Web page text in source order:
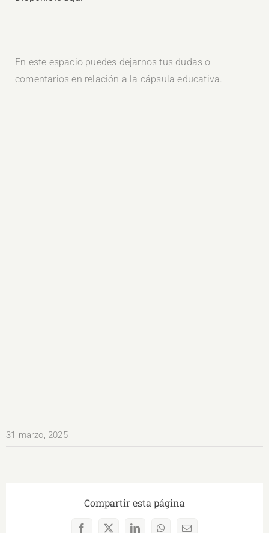
En este espacio puedes dejarnos tus dudas o
comentarios en relación a la cápsula educativa.
31 marzo, 2025
Compartir esta página